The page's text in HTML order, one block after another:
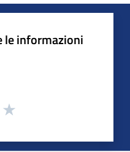
le informazioni